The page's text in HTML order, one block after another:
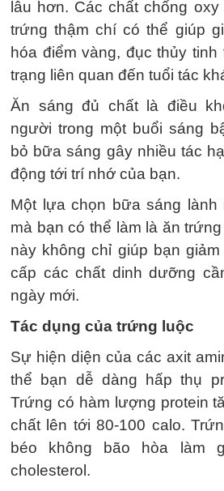
lâu hơn. Các chất chống
trứng thậm chí có thể giúp
hóa điểm vàng, đục thủy
trạng liên quan đến tuổi tác
Ăn sáng đủ chất là điều
người trong một buổi sáng
bỏ bữa sáng gây nhiều tác
động tới trí nhớ của bạn.
Một lựa chọn bữa sáng lành
mà bạn có thể làm là ăn
này không chỉ giúp bạn
cấp các chất dinh dưỡng
ngày mới.
Tác dụng của trứng luộc
Sự hiện diện của các axit
thể bạn dễ dàng hấp thụ
Trứng có hàm lượng protein
chất lên tới 80-100 calo.
béo không bão hòa làm
cholesterol.